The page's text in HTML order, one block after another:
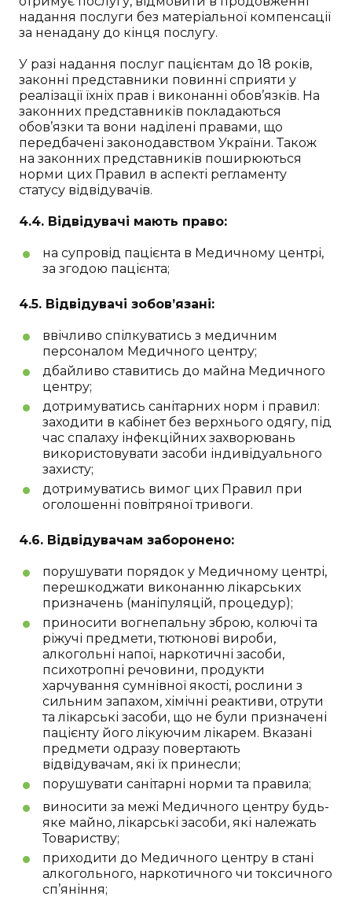
надання послуги без матеріальної компенсації
за ненадану до кінця послугу.
У разі надання послуг пацієнтам до 18 років,
законні представники повинні сприяти у
реалізації їхніх прав і виконанні обов’язків. На
законних представників покладаються
обов’язки та вони наділені правами, що
передбачені законодавством України. Також
на законних представників поширюються
норми цих Правил в аспекті регламенту
статусу відвідувачів.
4.4. Відвідувачі мають право:
на супровід пацієнта в Медичному центрі,
за згодою пацієнта;
4.5. Відвідувачі зобов’язані:
ввічливо спілкуватись з медичним
персоналом Медичного центру;
дбайливо ставитись до майна Медичного
центру;
дотримуватись санітарних норм і правил:
заходити в кабінет без верхнього одягу, під
час спалаху інфекційних захворювань
використовувати засоби індивідуального
захисту;
дотримуватись вимог цих Правил при
оголошенні повітряної тривоги.
4.6. Відвідувачам заборонено:
порушувати порядок у Медичному центрі,
перешкоджати виконанню лікарських
призначень (маніпуляцій, процедур);
приносити вогнепальну зброю, колючі та
ріжучі предмети, тютюнові вироби,
алкогольні напої, наркотичні засоби,
психотропні речовини, продукти
харчування сумнівної якості, рослини з
сильним запахом, хімічні реактиви, отрути
та лікарські засоби, що не були призначені
пацієнту його лікуючим лікарем. Вказані
предмети одразу повертають
відвідувачам, які їх принесли;
порушувати санітарні норми та правила;
виносити за межі Медичного центру будь-
яке майно, лікарські засоби, які належать
Товариству;
приходити до Медичного центру в стані
алкогольного, наркотичного чи токсичного
сп’яніння;